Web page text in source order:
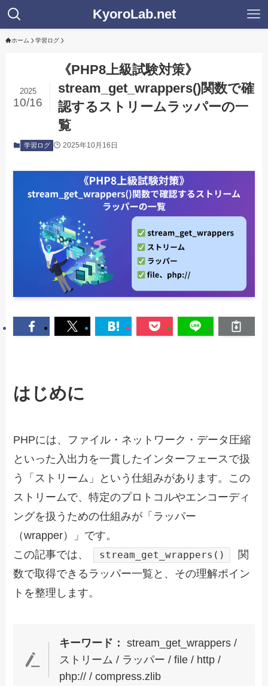
KyoroLab.net
ホーム 学習ログ
《PHP8上級試験対策》
stream_get_wrappers()関数で確
認するストリームラッパーの一
覧
2025
10/16
学習ログ 2025年10月16日
はじめに
PHPには、ファイル・ネットワーク・データ圧縮
といった入出力を一貫したインターフェースで扱
う「ストリーム」という仕組みがあります。この
ストリームで、特定のプロトコルやエンコーディ
ングを扱うための仕組みが「ラッパー
（wrapper）」です。
この記事では、
stream_get_wrappers()
関
数で取得できるラッパー一覧と、その理解ポイン
トを整理します。
キーワード： stream_get_wrappers /
ストリーム / ラッパー / file / http /
php:// / compress.zlib